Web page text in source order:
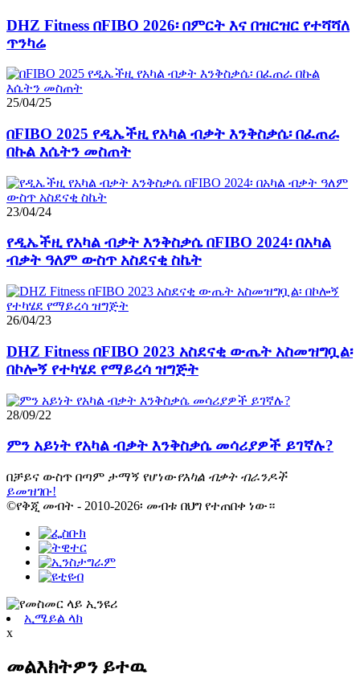
DHZ Fitness በFIBO 2026፡ በምርት እና በዝርዝር የተሻሻለ
ጥንካሬ
25/04/25
በFIBO 2025 የዲኤችዚ የአካል ብቃት እንቅስቃሴ፡ በፈጠራ
በኩል እሴትን መስጠት
23/04/24
የዲኤችዚ የአካል ብቃት እንቅስቃሴ በFIBO 2024፡ በአካል
ብቃት ዓለም ውስጥ አስደናቂ ስኬት
26/04/23
DHZ Fitness በFIBO 2023 አስደናቂ ውጤት አስመዝግቧል፡
በኮሎኝ የተካሄደ የማይረሳ ዝግጅት
28/09/22
ምን አይነት የአካል ብቃት እንቅስቃሴ መሳሪያዎች ይገኛሉ?
በቻይና ውስጥ በጣም ታማኝ የሆነውየአካል ብቃት ብራንዶች
ይመዝገቡ!
©የቅጂ መብት - 2010-2026፡ መብቱ በህግ የተጠበቀ ነው።
ኢሜይል ላክ
x
መልእክትዎን ይተዉ